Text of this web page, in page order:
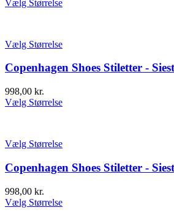
Vælg Størrelse
Vælg Størrelse
Copenhagen Shoes Stiletter -
998,00 kr.
Vælg Størrelse
Vælg Størrelse
Copenhagen Shoes Stiletter -
998,00 kr.
Vælg Størrelse